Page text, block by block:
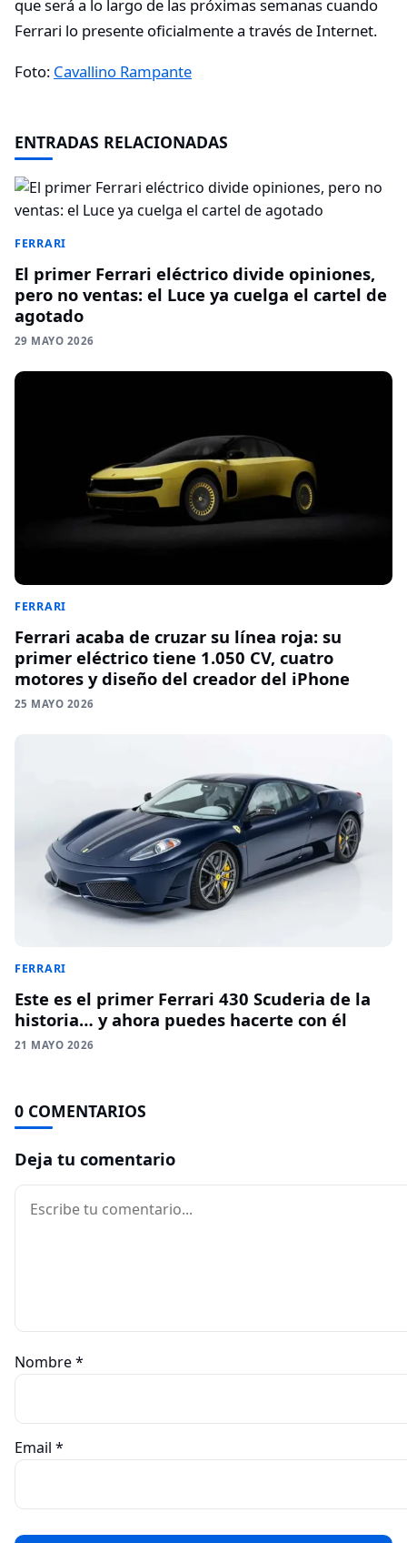
que será a lo largo de las próximas semanas cuando
Ferrari lo presente oficialmente a través de Internet.
Foto: Cavallino Rampante
ENTRADAS RELACIONADAS
FERRARI
El primer Ferrari eléctrico divide opiniones,
pero no ventas: el Luce ya cuelga el cartel de
agotado
29 MAYO 2026
FERRARI
Ferrari acaba de cruzar su línea roja: su
primer eléctrico tiene 1.050 CV, cuatro
motores y diseño del creador del iPhone
25 MAYO 2026
FERRARI
Este es el primer Ferrari 430 Scuderia de la
historia… y ahora puedes hacerte con él
21 MAYO 2026
0 COMENTARIOS
Deja tu comentario
Comentario
Nombre*
Email *